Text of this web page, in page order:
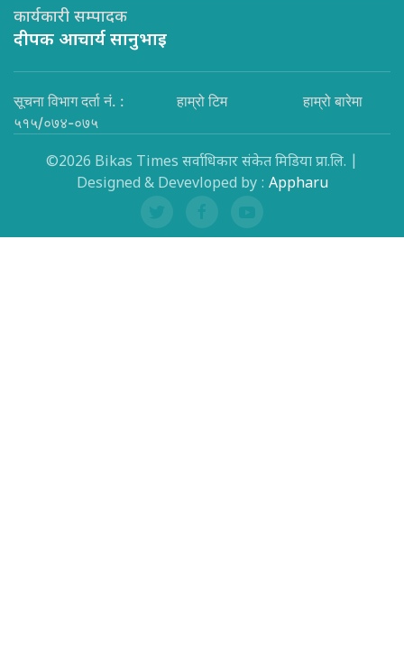
कार्यकारी सम्पादक
दीपक आचार्य सानुभाइ
सूचना विभाग दर्ता नं. :
५१५/०७४-०७५
हाम्रो टिम हाम्रो बारेमा
©2026 Bikas Times सर्वाधिकार संकेत मिडिया प्रा.लि. |
Designed & Devevloped by : Appharu